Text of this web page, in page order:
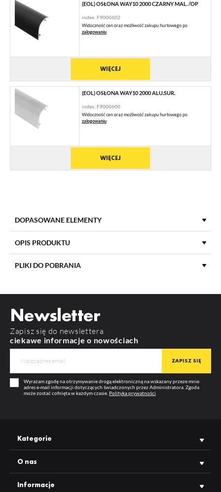
(EOL) OSŁONA WAY10 2000 CZARNY MAL. /OP
index: F9000602
Widoczność cen oraz możliwość zakupu hurtowego po
zalogowaniu
WIĘCEJ
(EOL) OSŁONA WAY10 2000 ALU.SUR.
index: F9000600
Widoczność cen oraz możliwość zakupu hurtowego po
zalogowaniu
WIĘCEJ
DOPASOWANE ELEMENTY
ZAŚLEPKI DO PROFILI LED
zalogowaniu
WIĘCEJ
OPIS PRODUKTU
DŁUGOŚĆ
GWARANCJA
PRODUCENT TOPMET
PLIKI DO POBRANIA
Newsletter
Zapisz się do newslettera
ciekawe informacje o nowościach
Wyrażam zgodę na otrzymywanie drogą elektroniczną na wskazany przeze mnie
adres e-mail informacji dotyczących świadczonych przez Administratora. Zgoda
może zostać cofnięta w każdym czasie. Polityka prywatności
Kategorie
O nas
Informacje